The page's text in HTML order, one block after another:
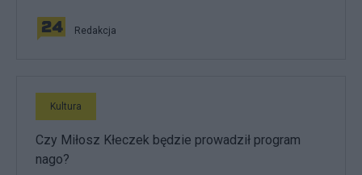
Redakcja
Kultura
Czy Miłosz Kłeczek będzie prowadził program
nago?